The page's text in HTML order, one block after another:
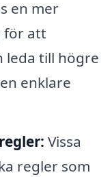
en mer
för att
leda till högre
enklare
Vissa
regler som